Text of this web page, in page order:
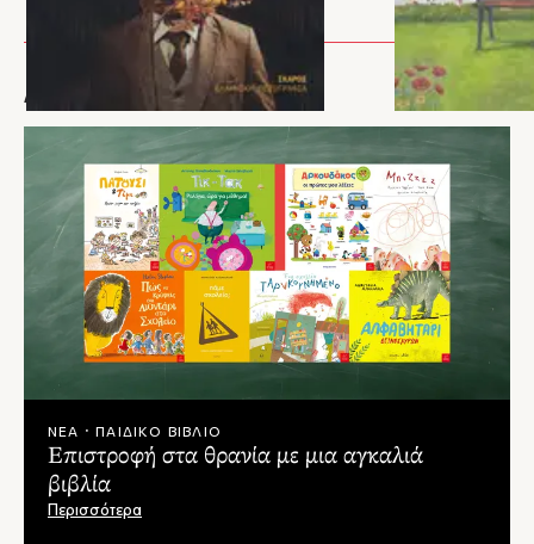
– Σουζάνα Παπαφάγου, Ταλκ
ΑΡΘΡΑ
ΝΕΑ · ΠΑΙΔΙΚΟ ΒΙΒΛΙΟ
Επιστροφή στα θρανία με μια αγκαλιά
βιβλία
Περισσότερα